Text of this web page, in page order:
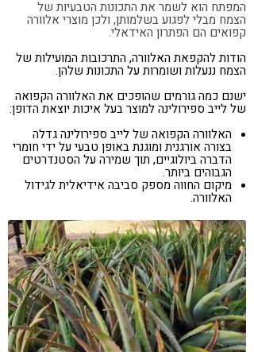
המפתח הוא לשמר את התכונות הטבעיות של
הצמח מבלי לפגוע בשלמותן, ולכן מוצרי אלוורה
קפואים הם הפתרון האידאלי.
הודות להקפאת האלוורה, התרכובות המועילות של
הצמח ננעלות ושומרות על התכונות שלהן.
ישנם כמה גורמים שהופכים את האלוורה הקפואה
של לייב ספירולינה למוצר בעל איכות יוצאת הדופן:
האלוורה הקפואה של לייב ספירולינה גדלה
בצורה אורגנית ומוגנת באופן טבעי על ידי חומרי
הדברה ביולוגיים, תוך שמירה על הסטנדרטים
הגבוהים ביותר.
מיקום החווה מספק סביבה אידיאלית לגידול
האלוורה.